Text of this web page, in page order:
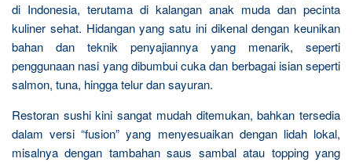
di Indonesia, terutama di kalangan anak muda dan pecinta
kuliner sehat. Hidangan yang satu ini dikenal dengan keunikan
bahan dan teknik penyajiannya yang menarik, seperti
penggunaan nasi yang dibumbui cuka dan berbagai isian seperti
salmon, tuna, hingga telur dan sayuran.
Restoran sushi kini sangat mudah ditemukan, bahkan tersedia
dalam versi “fusion” yang menyesuaikan dengan lidah lokal,
misalnya dengan tambahan saus sambal atau topping yang